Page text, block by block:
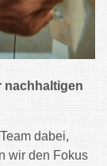
nachhaltigen
dabei,
wir den Fokus